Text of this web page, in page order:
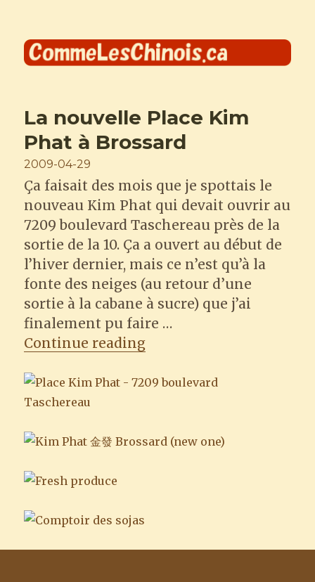
Comme les Chinois
La nouvelle Place Kim
Phat à Brossard
Posted
on
2009-04-29
Ça faisait des mois que je spottais le
nouveau Kim Phat qui devait ouvrir au
7209 boulevard Taschereau près de la
sortie de la 10. Ça a ouvert au début de
l’hiver dernier, mais ce n’est qu’à la
fonte des neiges (au retour d’une
sortie à la cabane à sucre) que j’ai
finalement pu faire …
Continue reading“La nouvelle Place Kim